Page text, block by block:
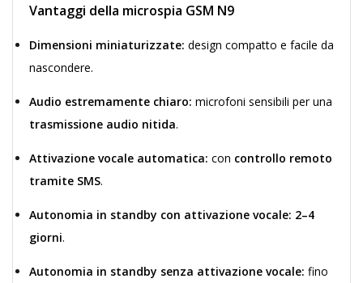
Vantaggi della microspia GSM N9
Dimensioni miniaturizzate: design compatto e facile da
nascondere.
Audio estremamente chiaro: microfoni sensibili per una
trasmissione audio nitida.
Attivazione vocale automatica: con controllo remoto
tramite SMS.
Autonomia in standby con attivazione vocale: 2–4
giorni.
Autonomia in standby senza attivazione vocale: fino